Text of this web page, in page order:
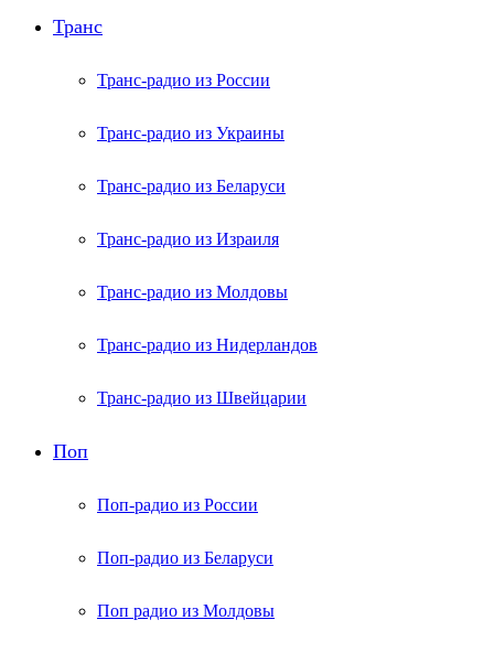
Транс
Транс-радио из России
Транс-радио из Украины
Транс-радио из Беларуси
Транс-радио из Израиля
Транс-радио из Молдовы
Транс-радио из Нидерландов
Транс-радио из Швейцарии
Поп
Поп-радио из России
Поп-радио из Беларуси
Поп радио из Молдовы